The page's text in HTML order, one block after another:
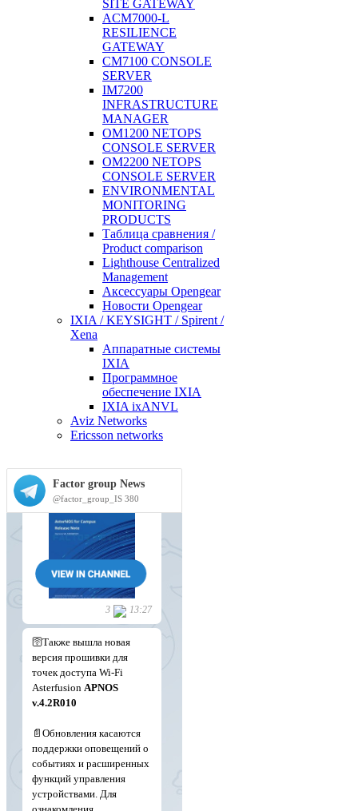
SITE GATEWAY
ACM7000-L
RESILIENCE
GATEWAY
CM7100 CONSOLE
SERVER
IM7200
INFRASTRUCTURE
MANAGER
OM1200 NETOPS
CONSOLE SERVER
OM2200 NETOPS
CONSOLE SERVER
ENVIRONMENTAL
MONITORING
PRODUCTS
Таблица сравнения /
Product comparison
Lighthouse Centralized
Management
Аксессуары Opengear
Новости Opengear
IXIA / KEYSIGHT / Spirent /
Xena
Аппаратные системы
IXIA
Программное
обеспечение IXIA
IXIA ixANVL
Aviz Networks
Ericsson networks